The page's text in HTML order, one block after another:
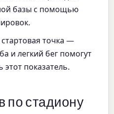
базы с помощью
точка —
и легкий бег помогут
показатель.
по стадиону